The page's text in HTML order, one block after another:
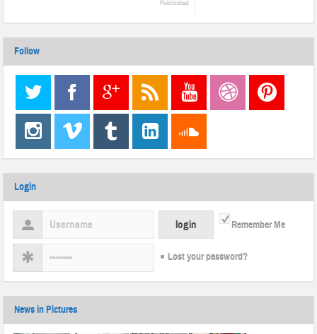
Follow
Login
Remember Me
Lost your password?
News in Pictures